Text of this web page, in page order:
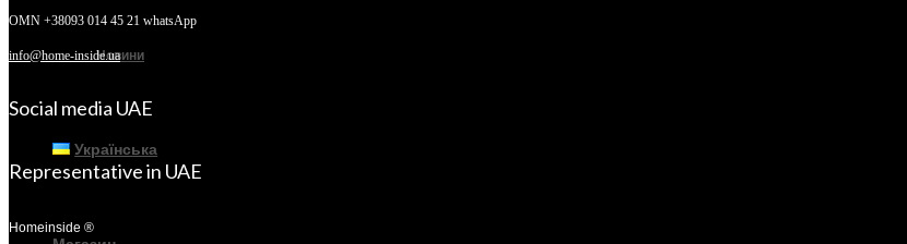
Новини
Українська
OMN +38093 014 45 21 whatsApp
info@home-inside.ua
Social media UAE
Representative in UAE
Homeinside ®